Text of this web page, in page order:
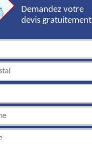
Demandez votre
devis gratuitement